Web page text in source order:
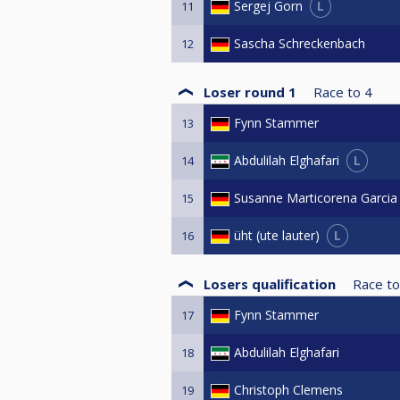
11 Sergej Gorn L
12 Sascha Schreckenbach
Loser round 1 Race to 4
13 Fynn Stammer
14 Abdulilah Elghafari L
15 Susanne Marticorena Garcia
16 üht (ute lauter) L
Losers qualification Race to
17 Fynn Stammer
18 Abdulilah Elghafari
19 Christoph Clemens